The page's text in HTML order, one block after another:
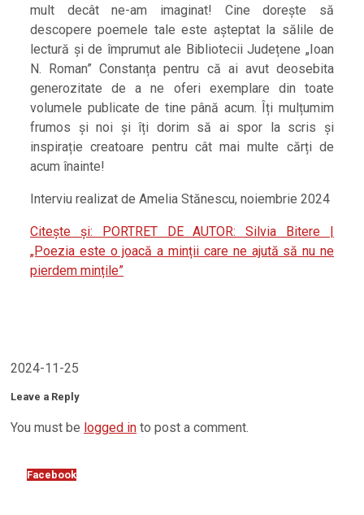
mult decât ne-am imaginat! Cine dorește să
descopere poemele tale este așteptat la sălile de
lectură și de împrumut ale Bibliotecii Județene „Ioan
N. Roman” Constanța pentru că ai avut deosebita
generozitate de a ne oferi exemplare din toate
volumele publicate de tine până acum. Îți mulțumim
frumos și noi și îți dorim să ai spor la scris și
inspirație creatoare pentru cât mai multe cărți de
acum înainte!
Interviu realizat de Amelia Stănescu, noiembrie 2024
Citește și: PORTRET DE AUTOR: Silvia Bitere |
„Poezia este o joacă a minții care ne ajută să nu ne
pierdem mințile”
2024-11-25
Leave a Reply
You must be logged in to post a comment.
Facebook